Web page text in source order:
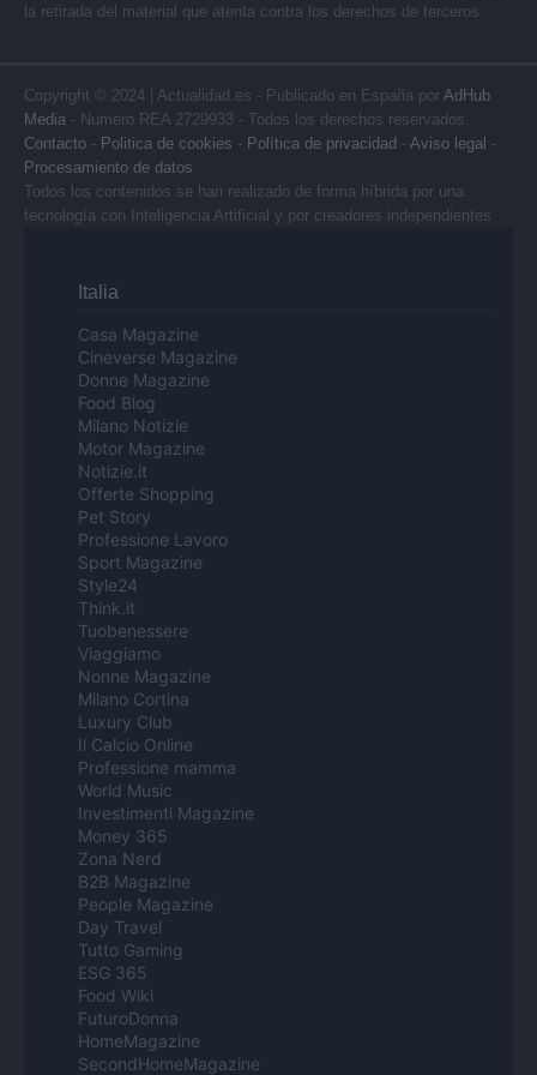
la retirada del material que atenta contra los derechos de terceros.
Copyright © 2024 | Actualidad.es - Publicado en España por AdHub
Media - Numero REA 2729933 - Todos los derechos reservados.
Contacto - Politica de cookies - Política de privacidad - Aviso legal -
Procesamiento de datos
Todos los contenidos se han realizado de forma híbrida por una
tecnología con Inteligencia Artificial y por creadores independientes
Italia
Casa Magazine
Cineverse Magazine
Donne Magazine
Food Blog
Milano Notizie
Motor Magazine
Notizie.it
Offerte Shopping
Pet Story
Professione Lavoro
Sport Magazine
Style24
Think.it
Tuobenessere
Viaggiamo
Nonne Magazine
Milano Cortina
Luxury Club
Il Calcio Online
Professione mamma
World Music
Investimenti Magazine
Money 365
Zona Nerd
B2B Magazine
People Magazine
Day Travel
Tutto Gaming
ESG 365
Food Wiki
FuturoDonna
HomeMagazine
SecondHomeMagazine